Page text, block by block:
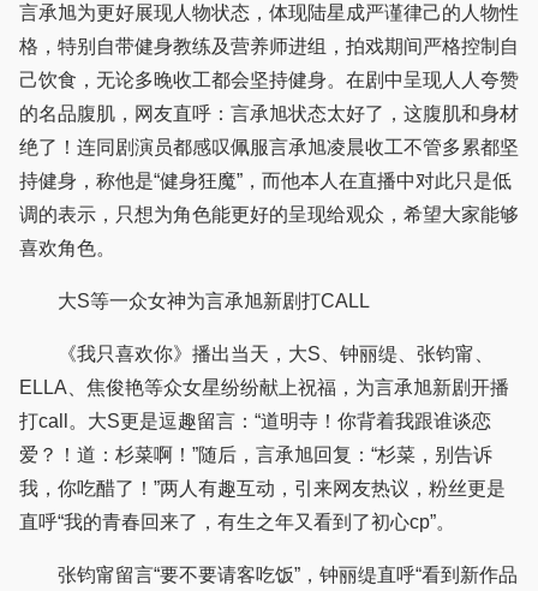
言承旭为更好展现人物状态，体现陆星成严谨律己的人物性
格，特别自带健身教练及营养师进组，拍戏期间严格控制自
己饮食，无论多晚收工都会坚持健身。在剧中呈现人人夸赞
的名品腹肌，网友直呼：言承旭状态太好了，这腹肌和身材
绝了！连同剧演员都感叹佩服言承旭凌晨收工不管多累都坚
持健身，称他是“健身狂魔”，而他本人在直播中对此只是低
调的表示，只想为角色能更好的呈现给观众，希望大家能够
喜欢角色。
大S等一众女神为言承旭新剧打CALL
《我只喜欢你》播出当天，大S、钟丽缇、张钧甯、
ELLA、焦俊艳等众女星纷纷献上祝福，为言承旭新剧开播
打call。大S更是逗趣留言：“道明寺！你背着我跟谁谈恋
爱？！道：杉菜啊！”随后，言承旭回复：“杉菜，别告诉
我，你吃醋了！”两人有趣互动，引来网友热议，粉丝更是
直呼“我的青春回来了，有生之年又看到了初心cp”。
张钧甯留言“要不要请客吃饭”，钟丽缇直呼“看到新作品